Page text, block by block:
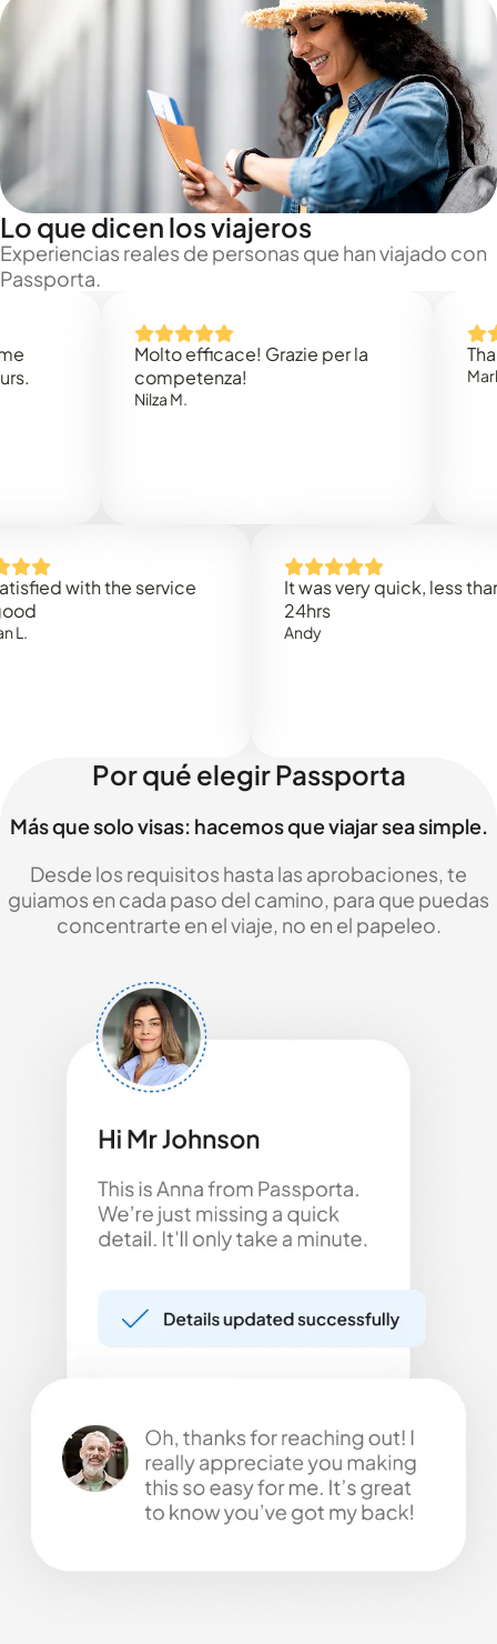
Lo que dicen los viajeros
Experiencias reales de personas que han viajado con
Passporta.
Molto efficace! Grazie per la
competenza!
Thank
with the service
It was very quick, less than
Por qué elegir Passporta
Más que solo visas: hacemos que viajar sea simple.
Desde los requisitos hasta las aprobaciones, te
guiamos en cada paso del camino, para que puedas
concentrarte en el viaje, no en el papeleo.